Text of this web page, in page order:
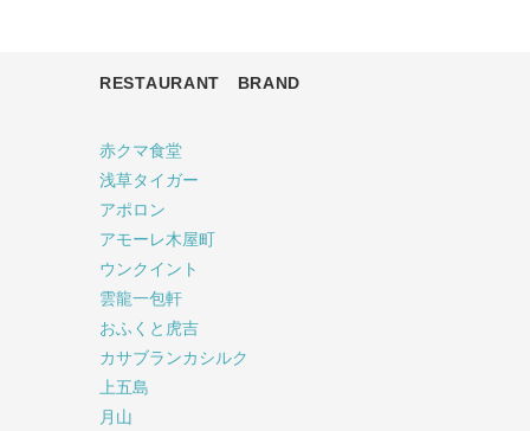
RESTAURANT BRAND
赤クマ食堂
浅草タイガー
アポロン
アモーレ木屋町
ウンクイント
雲龍一包軒
おふくと虎吉
カサブランカシルク
上五島
月山